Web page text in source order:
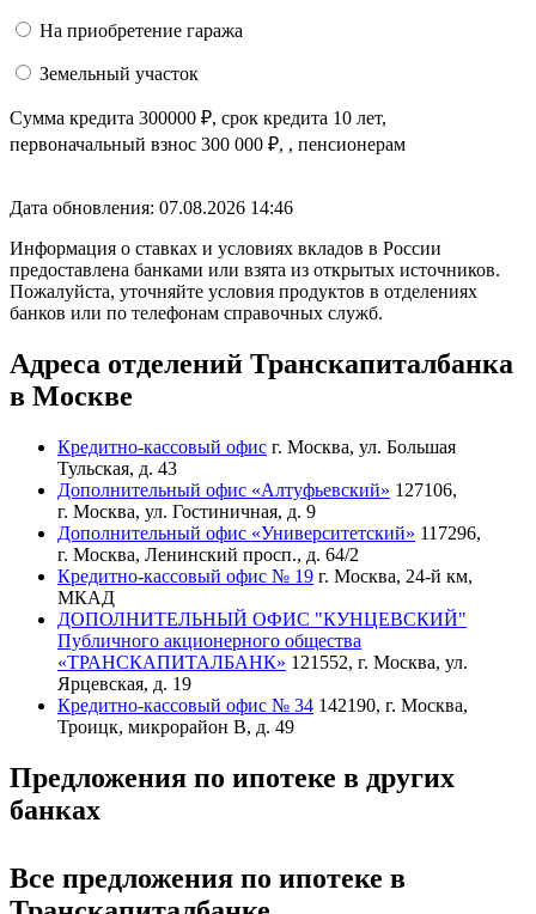
На приобретение гаража
Земельный участок
Сумма кредита 300000 ₽, срок кредита 10 лет,
первоначальный взнос 300 000 ₽, , пенсионерам
Дата обновления: 07.08.2026 14:46
Информация о ставках и условиях вкладов в России
предоставлена банками или взята из открытых источников.
Пожалуйста, уточняйте условия продуктов в отделениях
банков или по телефонам справочных служб.
Адреса отделений Транскапиталбанка
в Москве
Кредитно-кассовый офис г. Москва, ул. Большая
Тульская, д. 43
Дополнительный офис «Алтуфьевский» 127106,
г. Москва, ул. Гостиничная, д. 9
Дополнительный офис «Университетский» 117296,
г. Москва, Ленинский просп., д. 64/2
Кредитно-кассовый офис № 19 г. Москва, 24-й км,
МКАД
ДОПОЛНИТЕЛЬНЫЙ ОФИС "КУНЦЕВСКИЙ"
Публичного акционерного общества
«ТРАНСКАПИТАЛБАНК» 121552, г. Москва, ул.
Ярцевская, д. 19
Кредитно-кассовый офис № 34 142190, г. Москва,
Троицк, микрорайон В, д. 49
Предложения по ипотеке в других
банках
Все предложения по ипотеке в